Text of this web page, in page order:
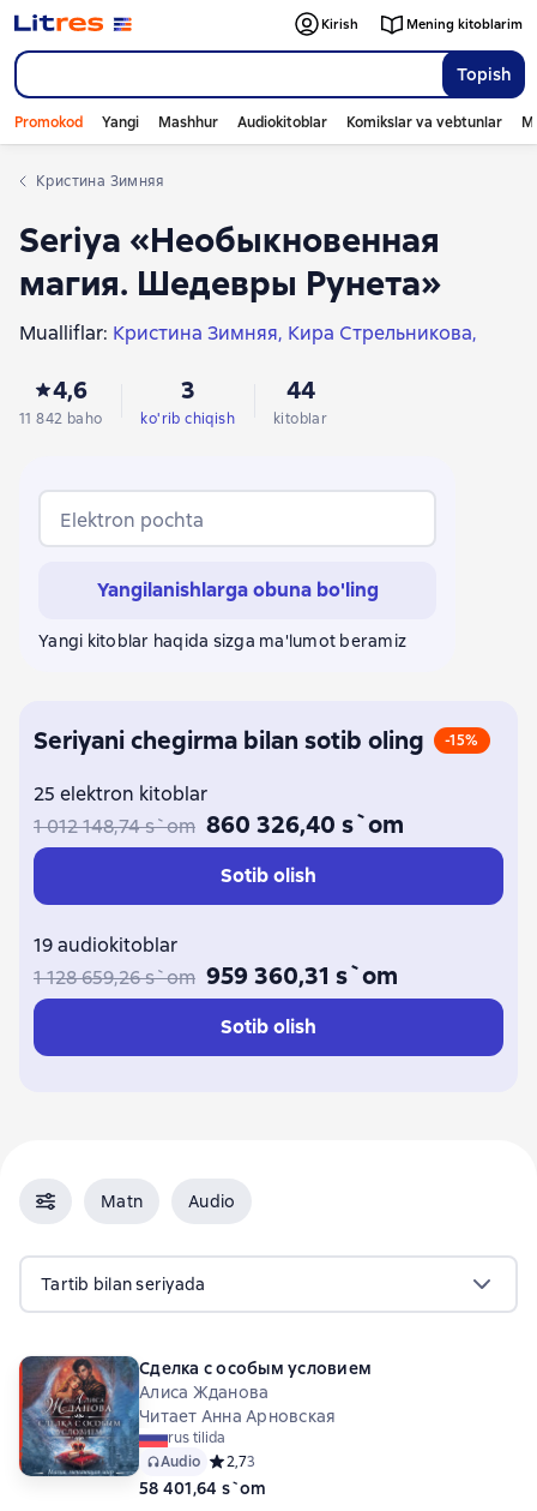
Topish
Kirish Mening kitoblarim
Promokod Yangi Mashhur Audiokitoblar Komikslar va vebtunlar
Кристина Зимняя
Seriya «Необыкновенная
магия. Шедевры Рунета»
Mualliflar: Кристина Зимняя Кира Стрельникова
Александра Лисина
Бронислава Вонсович
Настя Любимка Франциска Вудворт
Ева Никольская
Алиса Жданова
Валерия Чернованова
Варя Медная Алена Савченкова Анна Солейн
4,6
11 842 baho
3
ko'rib chiqish
44
kitoblar
Elektron pochta
Yangilanishlarga obuna bo'ling
Yangi kitoblar haqida sizga ma'lumot beramiz
Seriyani chegirma bilan sotib oling -15%
25 elektron kitoblar
1 012 148,74 s`om 860 326,40 s`om
Sotib olish
19 audiokitoblar
1 128 659,26 s`om 959 360,31 s`om
Sotib olish
Matn Audio
Tartib bilan seriyada
Сделка с особым условием
Алиса Жданова
Читает Анна Арновская
rus tilida
Audio Средний рейтинг 2,7 на основе 3 оценок
2,73
58 401,64 s`om